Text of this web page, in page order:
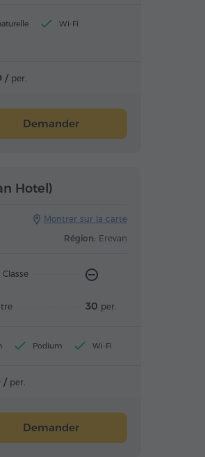
Wi-Fi
/ per.
Demander
Hotel)
Montrer sur la carte
Région: Erevan
Classe
30 per.
Podium Wi-Fi
/ per.
Demander